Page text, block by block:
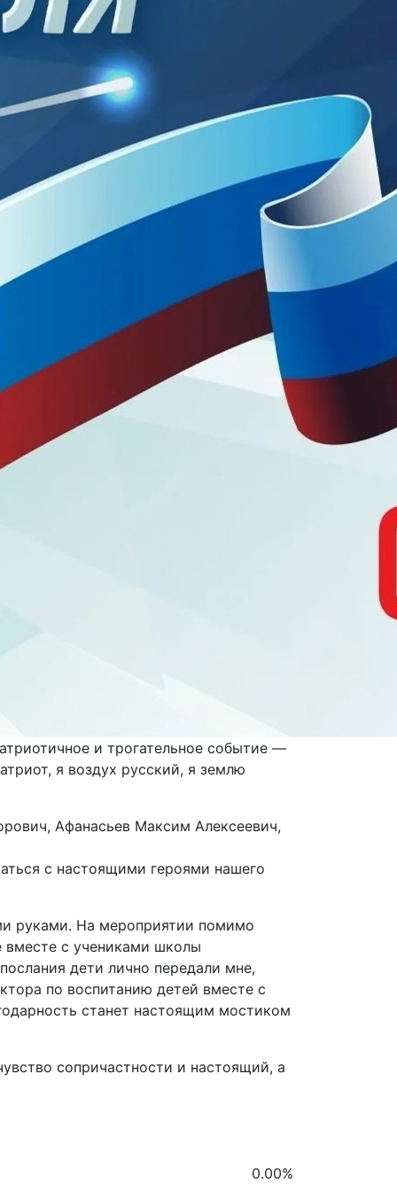
и трогательное событие —
я воздух русский, я землю
Афанасьев Максим Алексеевич,
с настоящими героями нашего
руками. На мероприятии помимо
вместе с учениками школы
дети лично передали мне,
по воспитанию детей вместе с
станет настоящим мостиком
сопричастности и настоящий, а
0.00%